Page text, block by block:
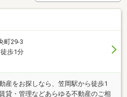
町29-3
歩1分
産をお探しなら、笠岡駅から徒歩1
貸・管理などあらゆる不動産のご相